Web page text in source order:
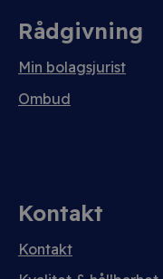
Rådgivning
Min bolagsjurist
Ombud
Kontakt
Kontakt